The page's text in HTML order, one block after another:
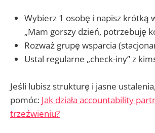
Wybierz 1 osobę i napisz krótką
„Mam gorszy dzień, potrzebuję
Rozważ grupę wsparcia
Ustal regularne „check-iny” z
Jeśli lubisz strukturę i jasne
pomóc: Jak działa accountability
trzeźwieniu?